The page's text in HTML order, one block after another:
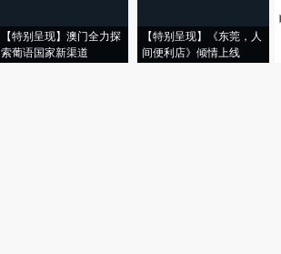
【特别呈现】澳门全力探
索葡语国家新渠道
【特别呈现】《东莞，人
间便利店》倾情上线